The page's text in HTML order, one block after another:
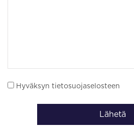
Hyväksyn tietosuojaselosteen
Lähetä